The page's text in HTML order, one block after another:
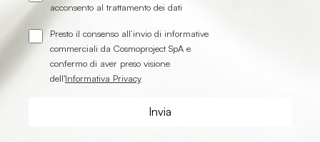
acconsento al trattamento dei dati
Presto il consenso all’invio di informative
commerciali da Cosmoproject SpA e
confermo di aver preso visione
dell'Informativa Privacy